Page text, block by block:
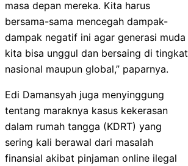
masa depan mereka. Kita harus
bersama-sama mencegah dampak-
dampak negatif ini agar generasi muda
kita bisa unggul dan bersaing di tingkat
nasional maupun global,” paparnya.
Edi Damansyah juga menyinggung
tentang maraknya kasus kekerasan
dalam rumah tangga (KDRT) yang
sering kali berawal dari masalah
finansial akibat pinjaman online ilegal